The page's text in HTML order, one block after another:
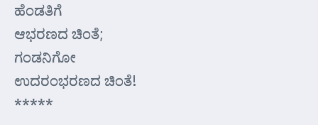
ಹೆಂಡತಿಗೆ
ಆಭರಣದ ಚಿಂತೆ;
ಗಂಡನಿಗೋ
ಉದರಂಭರಣದ ಚಿಂತೆ!
*****